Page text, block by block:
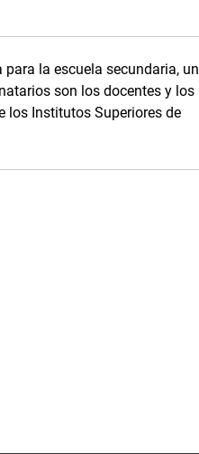
la escuela secundaria, un
son los docentes y los
los Institutos Superiores de